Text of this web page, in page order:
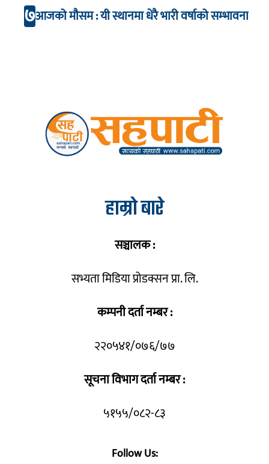
७आजको मौसम : यी स्थानमा धेरै भारी वर्षाको सम्भावना
हाम्रो बारे
सञ्चालक :
सभ्यता मिडिया प्रोडक्सन प्रा. लि.
कम्पनी दर्ता नम्बर :
२२०५४१/०७६/७७
सूचना विभाग दर्ता नम्बर :
५१५५/०८२-८३
Follow Us: